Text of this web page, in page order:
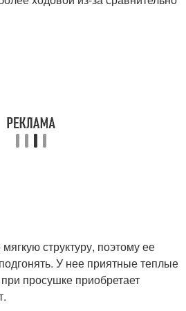
структуру, поэтому ее
У нее приятные теплые
просушке приобретает